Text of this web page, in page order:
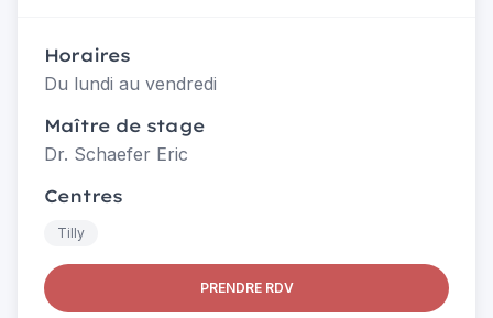
Horaires
Du lundi au vendredi
Maître de stage
Dr. Schaefer Eric
Centres
Tilly
PRENDRE RDV